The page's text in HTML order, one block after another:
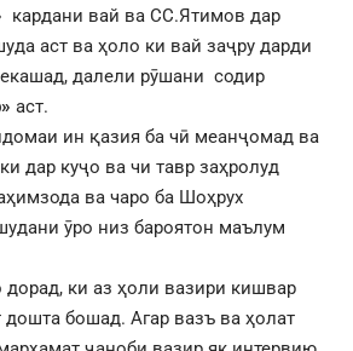
кардани вай ва СС.Ятимов дар
аст ва ҳоло ки вай заҷру дарди
далели рӯшани содир
аст.
ин қазия ба чӣ меанҷомад ва
дар куҷо ва чи тавр заҳролуд
ва чаро ба Шоҳрух
ӯро низ бароятон маълум
дорад, ки аз ҳоли вазири кишвар
бошад. Агар вазъ ва ҳолат